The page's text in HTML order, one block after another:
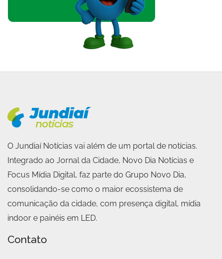
O Jundiaí Notícias vai além de um portal de notícias.
Integrado ao Jornal da Cidade, Novo Dia Notícias e
Focus Mídia Digital, faz parte do Grupo Novo Dia,
consolidando-se como o maior ecossistema de
comunicação da cidade, com presença digital, mídia
indoor e painéis em LED.
Contato